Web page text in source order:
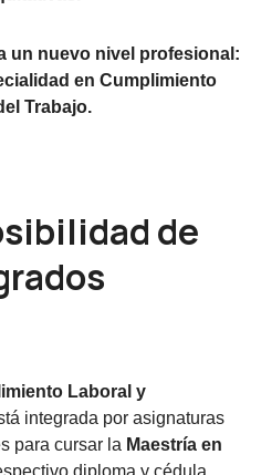
un nuevo nivel profesional:
en Cumplimiento
Trabajo.
de
Laboral y
integrada por asignaturas
para cursar la Maestría en